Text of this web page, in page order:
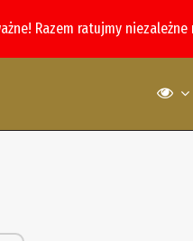
Razem ratujmy